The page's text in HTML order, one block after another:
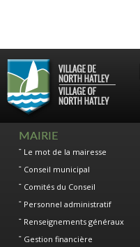
MAIRIE
Le mot de la mairesse
Conseil municipal
Comités du Conseil
Personnel administratif
Renseignements généraux
Gestion financière